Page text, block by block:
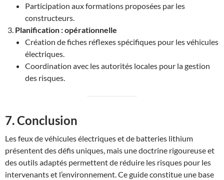
Participation aux formations proposées par les
constructeurs.
Planification : opérationnelle
Création de fiches réflexes spécifiques pour les véhicules
électriques.
Coordination avec les autorités locales pour la gestion
des risques.
7. Conclusion
Les feux de véhicules électriques et de batteries lithium
présentent des défis uniques, mais une doctrine rigoureuse et
des outils adaptés permettent de réduire les risques pour les
intervenants et l’environnement. Ce guide constitue une base